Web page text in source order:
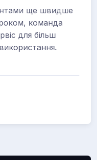
ще швидше
команда
для більш